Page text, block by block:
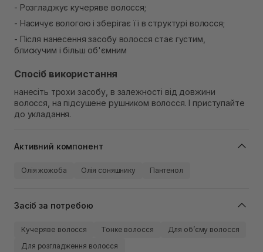
- Розгладжує кучеряве волосся;
- Насичує вологою і зберігає її в структурі волосся;
- Після нанесення засобу волосся стає густим,
блискучим і більш об'ємним
Спосіб використання
нанесіть трохи засобу, в залежності від довжини
волосся, на підсушене рушником волосся. І приступайте
до укладання.
Активний компонент
Олія жожоба Олія соняшнику Пантенол
Засіб за потребою
Кучеряве волосся Тонке волосся
Для обʼєму волосся
Для розгладження волосся